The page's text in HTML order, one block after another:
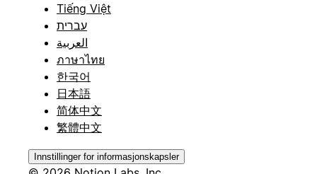
Tiếng Việt
עברית
العربية
ภาษาไทย
한국어
日本語
简体中文
繁體中文
Innstillinger for informasjonskapsler